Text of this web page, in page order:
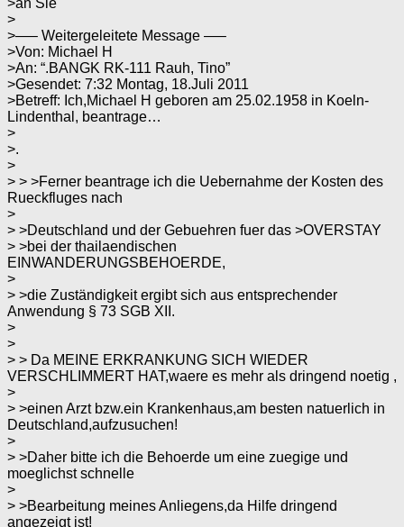
>
>—– Weitergeleitete Message —–
>Von: Michael H
>An: “.BANGK RK-111 Rauh, Tino”
>Gesendet: 7:32 Montag, 18.Juli 2011
>Betreff: Ich,Michael H geboren am 25.02.1958 in Koeln-
Lindenthal, beantrage…
>
>.
>
> > >Ferner beantrage ich die Uebernahme der Kosten des
Rueckfluges nach
>
> >Deutschland und der Gebuehren fuer das >OVERSTAY
> >bei der thailaendischen
EINWANDERUNGSBEHOERDE,
>
> >die Zuständigkeit ergibt sich aus entsprechender
Anwendung § 73 SGB XII.
>
>
> > Da MEINE ERKRANKUNG SICH WIEDER
VERSCHLIMMERT HAT,waere es mehr als dringend noetig ,
>
> >einen Arzt bzw.ein Krankenhaus,am besten natuerlich in
Deutschland,aufzusuchen!
>
> >Daher bitte ich die Behoerde um eine zuegige und
moeglichst schnelle
>
> >Bearbeitung meines Anliegens,da Hilfe dringend
angezeigt ist!